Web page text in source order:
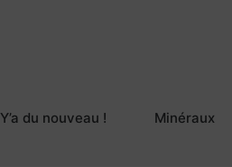
Y’a du nouveau ! Minéraux